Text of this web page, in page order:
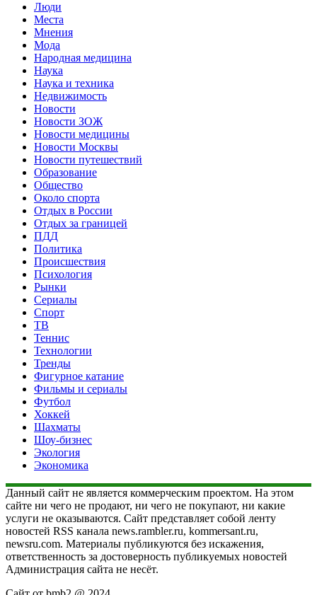
Люди
Места
Мнения
Мода
Народная медицина
Наука
Наука и техника
Недвижимость
Новости
Новости ЗОЖ
Новости медицины
Новости Москвы
Новости путешествий
Образование
Общество
Около спорта
Отдых в России
Отдых за границей
ПДД
Политика
Происшествия
Психология
Рынки
Сериалы
Спорт
ТВ
Теннис
Технологии
Тренды
Фигурное катание
Фильмы и сериалы
Футбол
Хоккей
Шахматы
Шоу-бизнес
Экология
Экономика
Данный сайт не является коммерческим проектом. На этом
сайте ни чего не продают, ни чего не покупают, ни какие
услуги не оказываются. Сайт представляет собой ленту
новостей RSS канала news.rambler.ru, kommersant.ru,
newsru.com. Материалы публикуются без искажения,
ответственность за достоверность публикуемых новостей
Администрация сайта не несёт.